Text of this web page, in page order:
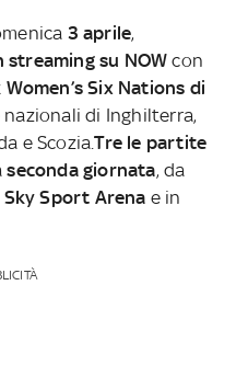
3 aprile,
streaming su NOW con
Women’s Six Nations di
di Inghilterra,
e Scozia.Tre le partite
seconda giornata, da
Sky Sport Arena e in